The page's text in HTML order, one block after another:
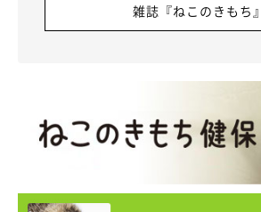
雑誌『ねこのきもち』